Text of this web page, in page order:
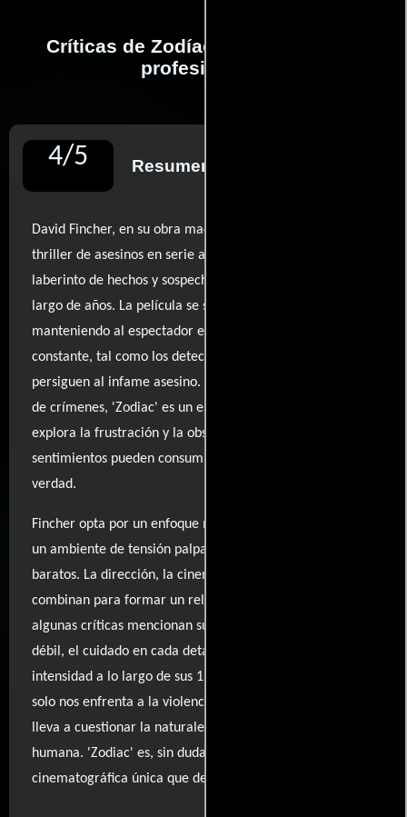
Críticas de Zodíaco realizadas por
profesionales
4/5 Resumen de reseñas
David Fincher, en su obra maestra 'Zodiac', redefine el
thriller de asesinos en serie al sumergirnos en un
laberinto de hechos y sospechas que se extienden a lo
largo de años. La película se siente densa y obsesiva,
manteniendo al espectador en un estado de inquietud
constante, tal como los detectives y periodistas que
persiguen al infame asesino. Lejos de ser un simple relato
de crímenes, 'Zodiac' es un estudio psicológico que
explora la frustración y la obsesión, revelando cómo estos
sentimientos pueden consumir a quienes buscan la
verdad.
Fincher opta por un enfoque metódico y austero, creando
un ambiente de tensión palpable sin recurrir a trucos
baratos. La dirección, la cinematografía y la actuación se
combinan para formar un relato absorbente que, aunque
algunas críticas mencionan su duración como un punto
débil, el cuidado en cada detalle logra mantener la
intensidad a lo largo de sus 157 minutos. Esta película no
solo nos enfrenta a la violencia, sino que también nos
lleva a cuestionar la naturaleza del mal y la obsesión
humana. 'Zodiac' es, sin duda, una experiencia
cinematográfica única que deja una impresión duradera.